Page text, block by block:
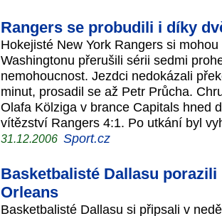
Rangers se probudili i díky
Hokejisté New York Rangers si
Washingtonu přerušili sérii sedmi
nemohoucnost. Jezdci nedokázali
minut, prosadil se až Petr Průcha.
Olafa Kölziga v brance Capitals hned
vítězství Rangers 4:1. Po utkání byl
31.12.2006 Sport.cz
Basketbalisté Dallasu porazili
Orleans
Basketbalisté Dallasu si připsali v